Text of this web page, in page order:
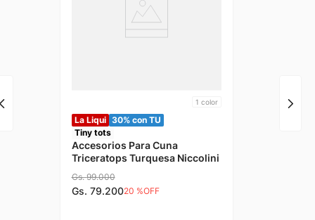
1 color
La Liqui 30% con TU
Tiny tots
Accesorios Para Cuna
Triceratops Turquesa Niccolini
Gs. 99.000
Gs. 79.20020 %OFF